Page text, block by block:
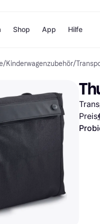
Zahlungsmethoden
Bezahle in 3
Teilzahlungen
Bezahle in bis zu 30
Tagen
Shop
Shops
H&M
Temu
App Hilfe
/Kinderwagenzubehör/
Preis